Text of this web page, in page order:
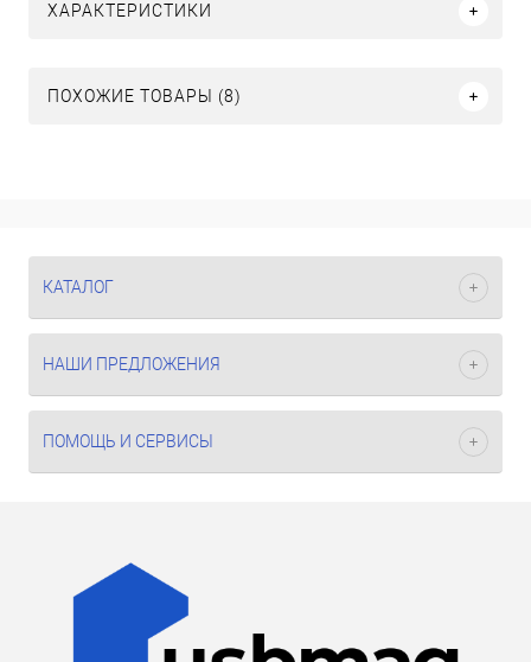
ХАРАКТЕРИСТИКИ
ПОХОЖИЕ ТОВАРЫ (8)
КАТАЛОГ
НАШИ ПРЕДЛОЖЕНИЯ
ПОМОЩЬ И СЕРВИСЫ